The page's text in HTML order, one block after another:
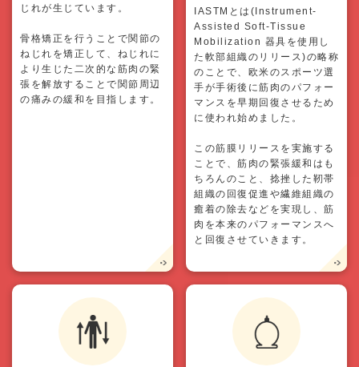
じれが生じています。
骨格矯正を行うことで関節の
ねじれを矯正して、ねじれに
より生じた二次的な筋肉の緊
張を解放することで関節周辺
の痛みの緩和を目指します。
IASTMとは(Instrument-
Assisted Soft-Tissue
Mobilization 器具を使用し
た軟部組織のリリース)の略称
のことで、欧米のスポーツ選
手が手術後に筋肉のパフォー
マンスを早期回復させるため
に使われ始めました。
この筋膜リリースを実施する
ことで、筋肉の緊張緩和はも
ちろんのこと、捻挫した靭帯
組織の回復促進や繊維組織の
癒着の除去などを実現し、筋
肉を本来のパフォーマンスへ
と回復させていきます。